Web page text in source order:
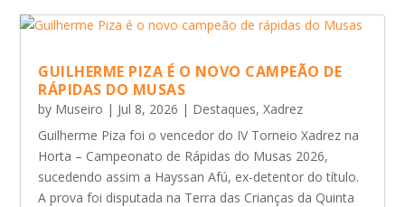
GUILHERME PIZA É O NOVO CAMPEÃO DE
RÁPIDAS DO MUSAS
by Museiro | Jul 8, 2026 | Destaques,Xadrez
Guilherme Piza foi o vencedor do IV Torneio Xadrez na
Horta – Campeonato de Rápidas do Musas 2026,
sucedendo assim a Hayssan Afú, ex-detentor do título.
A prova foi disputada na Terra das Crianças da Quinta